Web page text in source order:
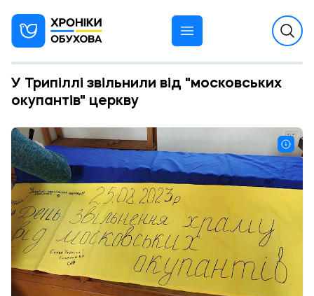
У Трипіллі звільнили від "московських
окупантів" церкву